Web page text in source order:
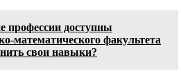
профессии доступны
математического факультета
свои навыки?